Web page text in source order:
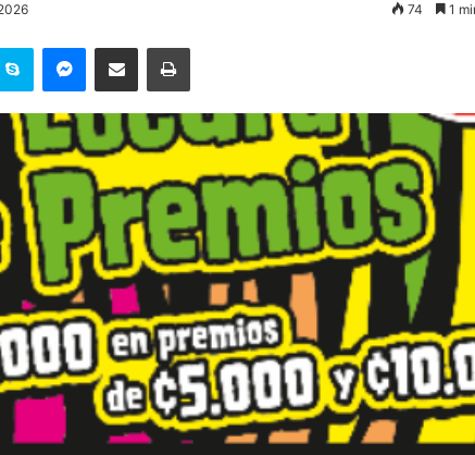
74 1
Skype MessengerCompartir por correo electrónicoImprimir